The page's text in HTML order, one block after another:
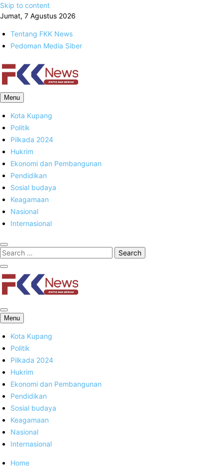
Skip to content
Jumat, 7 Agustus 2026
Tentang FKK News
Pedoman Media Siber
FKK News
Menu
Kota Kupang
Politik
Pilkada 2024
Hukrim
Ekonomi dan Pembangunan
Pendidikan
Sosial budaya
Keagamaan
Nasional
Internasional
FKK News
Menu
Kota Kupang
Politik
Pilkada 2024
Hukrim
Ekonomi dan Pembangunan
Pendidikan
Sosial budaya
Keagamaan
Nasional
Internasional
Home